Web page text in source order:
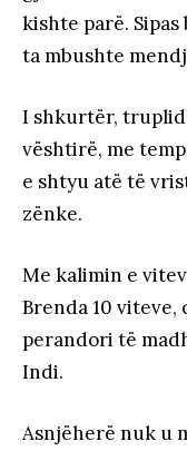
kishte parë.
ta mbushte
I shkurtër,
vështirë, me
e shtyu atë të
zënke.
Me kalimin e
Brenda 10
perandori të
Indi.
Asnjëherë nuk u